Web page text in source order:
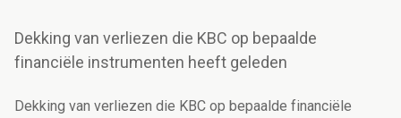
Dekking van verliezen die KBC op bepaalde
financiële instrumenten heeft geleden
Dekking van verliezen die KBC op bepaalde financiële